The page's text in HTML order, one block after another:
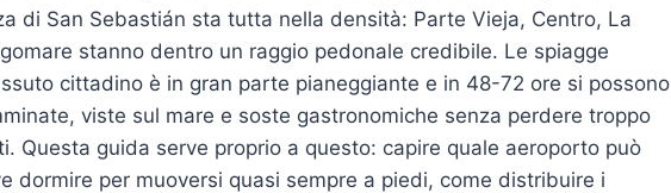
di San Sebastián sta tutta nella densità: Parte Vieja, Centro, La
stanno dentro un raggio pedonale credibile. Le spiagge
cittadino è in gran parte pianeggiante e in 48-72 ore si possono
viste sul mare e soste gastronomiche senza perdere troppo
Questa guida serve proprio a questo: capire quale aeroporto può
dormire per muoversi quasi sempre a piedi, come distribuire i